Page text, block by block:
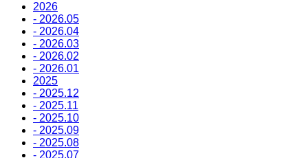
2026
- 2026.05
- 2026.04
- 2026.03
- 2026.02
- 2026.01
2025
- 2025.12
- 2025.11
- 2025.10
- 2025.09
- 2025.08
- 2025.07